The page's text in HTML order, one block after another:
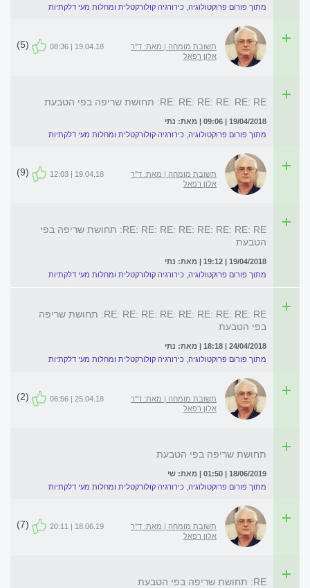
מתוך פורום פרוקטולוגיה, כירורגיה קולורקטלית ומחלות מעי דלקתיות
תשובת מומחה | מאת: ד"ר
אלון רפאל
19.04.18 | 08:36
(5)
RE: RE: RE: RE: RE: RE: תחושת שריפה בפי הטבעת
19/04/2018 | 09:06 | מאת: נתי
מתוך פורום פרוקטולוגיה, כירורגיה קולורקטלית ומחלות מעי דלקתיות
תשובת מומחה | מאת: ד"ר
אלון רפאל
19.04.18 | 12:03
(9)
RE: RE: RE: RE: RE: RE: RE: RE: תחושת שריפה בפי
הטבעת
19/04/2018 | 19:12 | מאת: נתי
מתוך פורום פרוקטולוגיה, כירורגיה קולורקטלית ומחלות מעי דלקתיות
RE: RE: RE: RE: RE: RE: RE: RE: RE: תחושת שריפה
בפי הטבעת
24/04/2018 | 18:18 | מאת: נתי
מתוך פורום פרוקטולוגיה, כירורגיה קולורקטלית ומחלות מעי דלקתיות
תשובת מומחה | מאת: ד"ר
אלון רפאל
25.04.18 | 06:56
(2)
תחושת שריפה בפי הטבעת
18/06/2019 | 01:50 | מאת: שי
מתוך פורום פרוקטולוגיה, כירורגיה קולורקטלית ומחלות מעי דלקתיות
תשובת מומחה | מאת: ד"ר
אלון רפאל
18.06.19 | 20:11
(7)
RE: תחושת שריפה בפי הטבעת